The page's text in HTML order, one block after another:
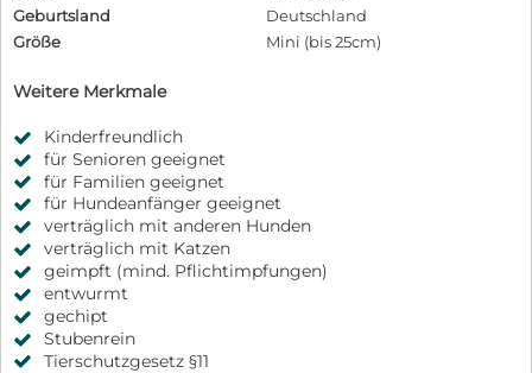
Geburtsland
Deutschland
Größe
Mini (bis 25cm)
Weitere Merkmale
Kinderfreundlich
für Senioren geeignet
für Familien geeignet
für Hundeanfänger geeignet
verträglich mit anderen Hunden
verträglich mit Katzen
geimpft (mind. Pflichtimpfungen)
entwurmt
gechipt
Stubenrein
Tierschutzgesetz §11